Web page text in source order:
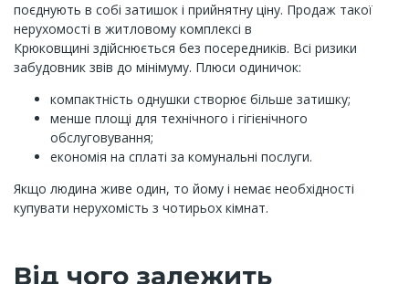
поєднують в собі затишок і прийнятну ціну. Продаж такої
нерухомості в житловому комплексі в
Крюковщині здійснюється без посередників. Всі ризики
забудовник звів до мінімуму. Плюси одиничок:
компактність однушки створює більше затишку;
менше площі для технічного і гігієнічного
обслуговування;
економія на сплаті за комунальні послуги.
Якщо людина живе один, то йому і немає необхідності
купувати нерухомість з чотирьох кімнат.
Від чого залежить